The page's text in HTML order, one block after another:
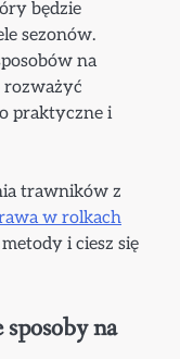
będzie
sezonów.
na
rozważyć
praktyczne i
trawników z
w rolkach
i ciesz się
na